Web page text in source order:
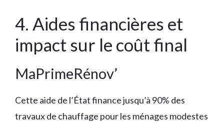
4. Aides financières et
impact sur le coût final
MaPrimeRénov’
Cette aide de l’État finance jusqu’à 90% des
travaux de chauffage pour les ménages modestes